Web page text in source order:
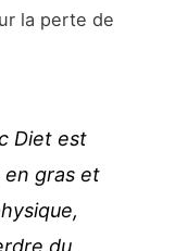
la perte de
Diet est
gras et